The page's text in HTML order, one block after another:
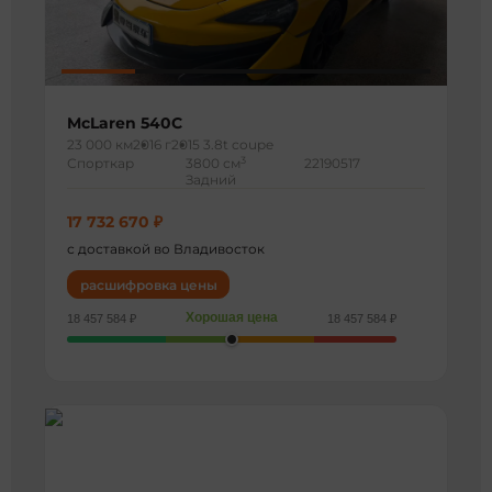
McLaren 540C
23 000 км2016 г 2015 3.8t coupe
Спорткар
3800 см 3
Задний
22190517
17 732 670 ₽
с доставкой во Владивосток
расшифровка цены
18 457 584 ₽ Хорошая цена 18 457 584 ₽